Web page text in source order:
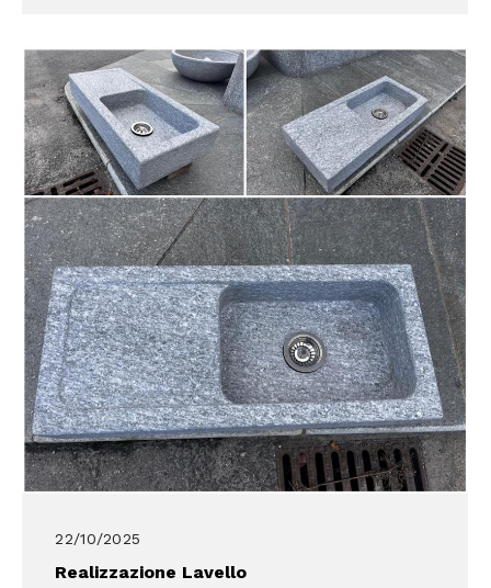
22/10/2025
Realizzazione Lavello